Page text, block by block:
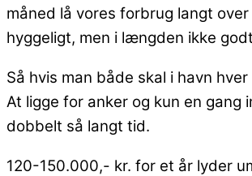
måned lå vores forbrug langt
hyggeligt, men i længden ikke
Så hvis man både skal i havn
At ligge for anker og kun en
dobbelt så langt tid.
120-150.000,- kr. for et år lyder